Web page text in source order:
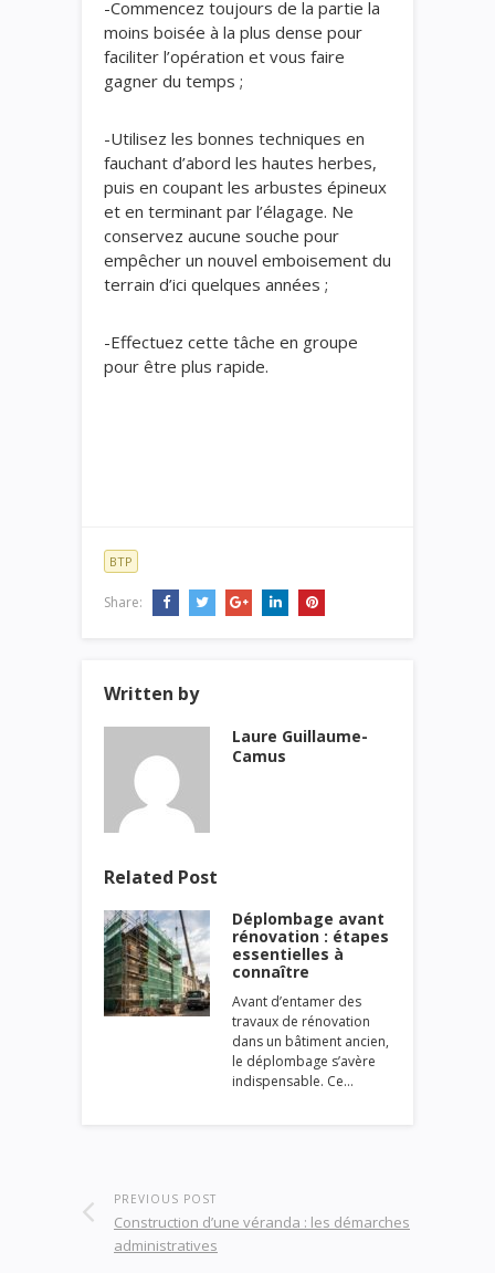
-Commencez toujours de la partie la
moins boisée à la plus dense pour
faciliter l’opération et vous faire
gagner du temps ;
-Utilisez les bonnes techniques en
fauchant d’abord les hautes herbes,
puis en coupant les arbustes épineux
et en terminant par l’élagage. Ne
conservez aucune souche pour
empêcher un nouvel emboisement du
terrain d’ici quelques années ;
-Effectuez cette tâche en groupe
pour être plus rapide.
BTP
Share:
Written by
Laure Guillaume-
Camus
Related Post
Déplombage avant
rénovation : étapes
essentielles à
connaître
Avant d’entamer des
travaux de rénovation
dans un bâtiment ancien,
le déplombage s’avère
indispensable. Ce…
PREVIOUS POST
Construction d’une véranda : les démarches
administratives